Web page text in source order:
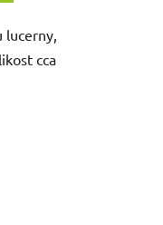
cca